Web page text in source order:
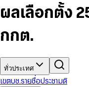
7
8
5
6
8
9
6
7
9
5
6
8
9
9
ผลเลือกตั้ง
กกต.
ทั่วประเทศ
เขตบช.รายชื่อประชามติ